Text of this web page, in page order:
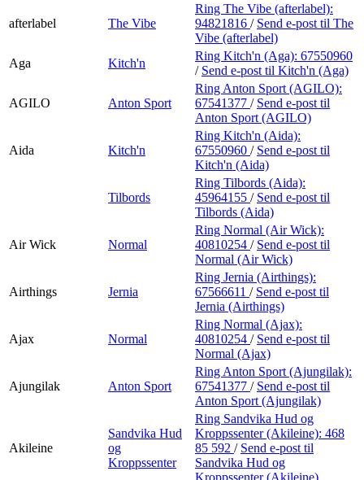
afterlabel The Vibe
Ring The Vibe (afterlabel):
94821816 / Send e-post til The
Vibe (afterlabel)
Aga
Kitch'n
Ring Kitch'n (Aga): 67550960
/ Send e-post til Kitch'n (Aga)
AGILO Anton Sport
Ring Anton Sport (AGILO):
67541377 / Send e-post til
Anton Sport (AGILO)
Aida Kitch'n
Ring Kitch'n (Aida):
67550960 / Send e-post til
Kitch'n (Aida)
Tilbords
Ring Tilbords (Aida):
45964155 / Send e-post til
Tilbords (Aida)
Air Wick Normal
Ring Normal (Air Wick):
40810254 / Send e-post til
Normal (Air Wick)
Airthings Jernia
Ring Jernia (Airthings):
67566611 / Send e-post til
Jernia (Airthings)
Ajax Normal
Ring Normal (Ajax):
40810254 / Send e-post til
Normal (Ajax)
Ajungilak Anton Sport
Ring Anton Sport (Ajungilak):
67541377 / Send e-post til
Anton Sport (Ajungilak)
Akileine
Sandvika Hud
og
Kroppssenter
Ring Sandvika Hud og
Kroppssenter (Akileine): 468
85 592 / Send e-post til
Sandvika Hud og
Kroppssenter (Akileine)